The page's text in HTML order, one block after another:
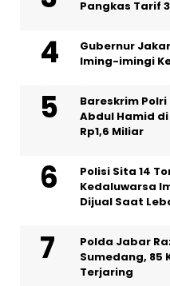
Pangkas Tarif
Gubernur
Iming-imingi
Bareskrim Polri
Abdul Hamid
Rp1,6 Miliar
Polisi Sita 14
Kedaluwarsa
Dijual Saat
Polda Jabar
Sumedang, 85
Terjaring